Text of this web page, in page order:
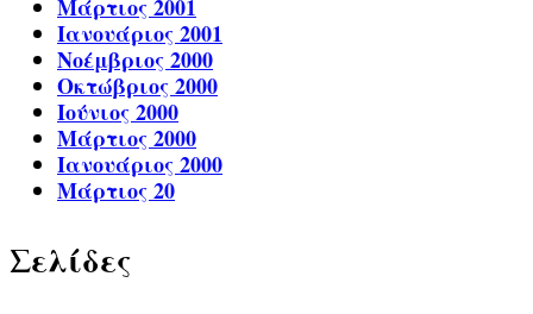
Μάρτιος 2001
Ιανουάριος 2001
Νοέμβριος 2000
Οκτώβριος 2000
Ιούνιος 2000
Μάρτιος 2000
Ιανουάριος 2000
Μάρτιος 20
Σελίδες